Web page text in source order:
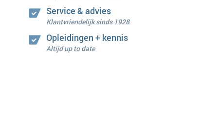
Service & advies
Klantvriendelijk sinds 1928
Opleidingen + kennis
Altijd up to date